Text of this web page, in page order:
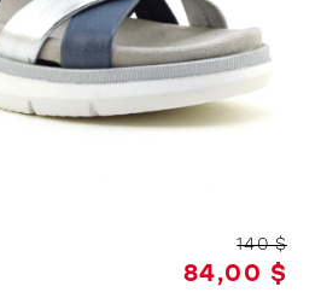
L'équipe
84,00 $
140 $